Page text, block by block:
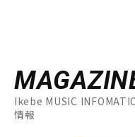
Ikebe MUSIC
情報